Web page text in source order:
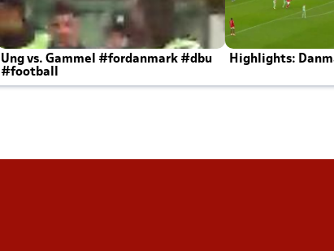
Ung vs. Gammel #fordanmark #dbu
#football
Highlights: